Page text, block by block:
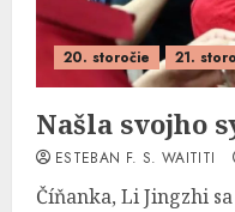
20. storočie 21.
Našla svojho
ESTEBAN F. S. WAITITI
Číňanka, Li Jingzhi